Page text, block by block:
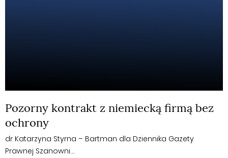
Pozorny kontrakt z niemiecką firmą bez
ochrony
dr Katarzyna Styrna – Bartman dla Dziennika Gazety
Prawnej Szanowni…